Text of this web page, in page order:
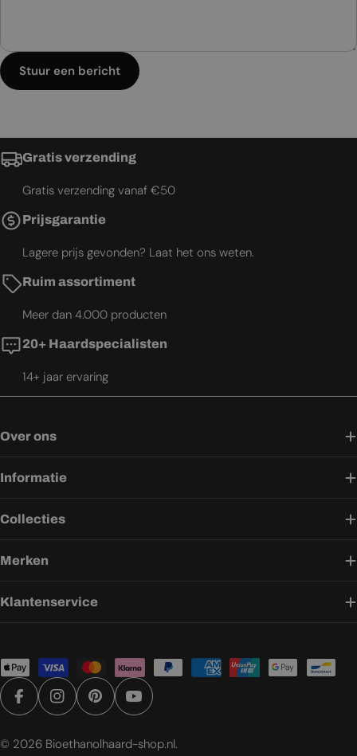
Stuur een bericht
Gratis verzending
Gratis verzending vanaf €50
Prijsgarantie
Lagere prijs gevonden? Laat het ons weten.
Ruim assortiment
Meer dan 4.000 producten
20+ Haardspecialisten
14+ jaar ervaring
Over ons
Informatie
Collecties
Merken
Klantenservice
Betaalmethoden
FacebookInstagramPinterestYouTube
© 2026 Bioethanolhaard-shop.nl.